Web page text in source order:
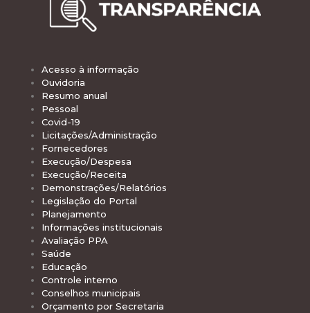
Acesso à informação
Ouvidoria
Resumo anual
Pessoal
Covid-19
Licitações/Administração
Fornecedores
Execução/Despesa
Execução/Receita
Demonstrações/Relatórios
Legislação do Portal
Planejamento
Informações institucionais
Avaliação PPA
Saúde
Educação
Controle interno
Conselhos municipais
Orçamento por Secretaria